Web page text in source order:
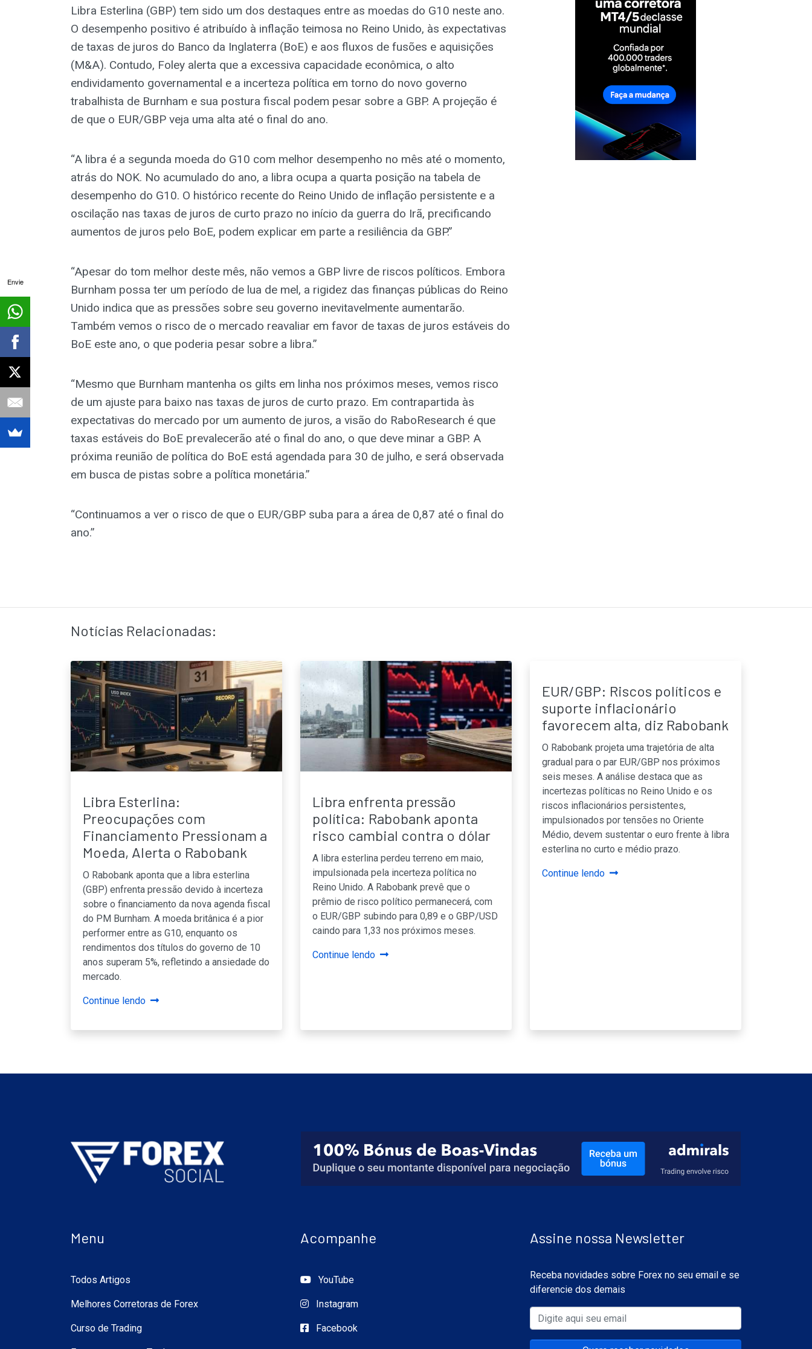
Libra Esterlina (GBP) tem sido um dos destaques entre as moedas do G10 neste ano.
O desempenho positivo é atribuído à inflação teimosa no Reino Unido, às expectativas
de taxas de juros do Banco da Inglaterra (BoE) e aos fluxos de fusões e aquisições
(M&A). Contudo, Foley alerta que a excessiva capacidade econômica, o alto
endividamento governamental e a incerteza política em torno do novo governo
trabalhista de Burnham e sua postura fiscal podem pesar sobre a GBP. A projeção é
de que o EUR/GBP veja uma alta até o final do ano.
“A libra é a segunda moeda do G10 com melhor desempenho no mês até o momento,
atrás do NOK. No acumulado do ano, a libra ocupa a quarta posição na tabela de
desempenho do G10. O histórico recente do Reino Unido de inflação persistente e a
oscilação nas taxas de juros de curto prazo no início da guerra do Irã, precificando
aumentos de juros pelo BoE, podem explicar em parte a resiliência da GBP.”
“Apesar do tom melhor deste mês, não vemos a GBP livre de riscos políticos. Embora
Burnham possa ter um período de lua de mel, a rigidez das finanças públicas do Reino
Unido indica que as pressões sobre seu governo inevitavelmente aumentarão.
Também vemos o risco de o mercado reavaliar em favor de taxas de juros estáveis do
BoE este ano, o que poderia pesar sobre a libra.”
“Mesmo que Burnham mantenha os gilts em linha nos próximos meses, vemos risco
de um ajuste para baixo nas taxas de juros de curto prazo. Em contrapartida às
expectativas do mercado por um aumento de juros, a visão do RaboResearch é que
taxas estáveis do BoE prevalecerão até o final do ano, o que deve minar a GBP. A
próxima reunião de política do BoE está agendada para 30 de julho, e será observada
em busca de pistas sobre a política monetária.”
“Continuamos a ver o risco de que o EUR/GBP suba para a área de 0,87 até o final do
ano.”
Notícias Relacionadas:
Libra Esterlina:
Preocupações com
Financiamento Pressionam a
Moeda, Alerta o Rabobank
O Rabobank aponta que a libra esterlina
(GBP) enfrenta pressão devido à incerteza
sobre o financiamento da nova agenda fiscal
do PM Burnham. A moeda britânica é a pior
performer entre as G10, enquanto os
rendimentos dos títulos do governo de 10
anos superam 5%, refletindo a ansiedade do
mercado.
Continue lendo
Libra enfrenta pressão
política: Rabobank aponta
risco cambial contra o dólar
A libra esterlina perdeu terreno em maio,
impulsionada pela incerteza política no
Reino Unido. A Rabobank prevê que o
prêmio de risco político permanecerá, com
o EUR/GBP subindo para 0,89 e o GBP/USD
caindo para 1,33 nos próximos meses.
Continue lendo
EUR/GBP: Riscos políticos e
suporte inflacionário
favorecem alta, diz Rabobank
O Rabobank projeta uma trajetória de alta
gradual para o par EUR/GBP nos próximos
seis meses. A análise destaca que as
incertezas políticas no Reino Unido e os
riscos inflacionários persistentes,
impulsionados por tensões no Oriente
Médio, devem sustentar o euro frente à libra
esterlina no curto e médio prazo.
Continue lendo
Menu
Todos Artigos
Melhores Corretoras de Forex
Curso de Trading
Acompanhe
YouTube
Instagram
Facebook
Assine nossa Newsletter
Receba novidades sobre Forex no seu email e se
diferencie dos demais
Envie